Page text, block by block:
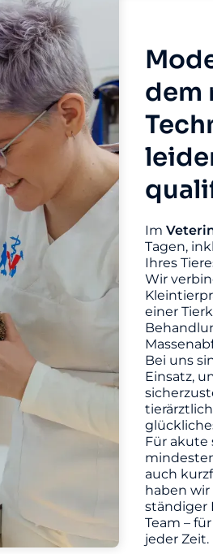
dem
Im
Tagen,
Ihres
Wir
einer
Bei uns
Einsatz,
Für akute
auch
haben wir
ständiger
Team –
jeder Zeit.